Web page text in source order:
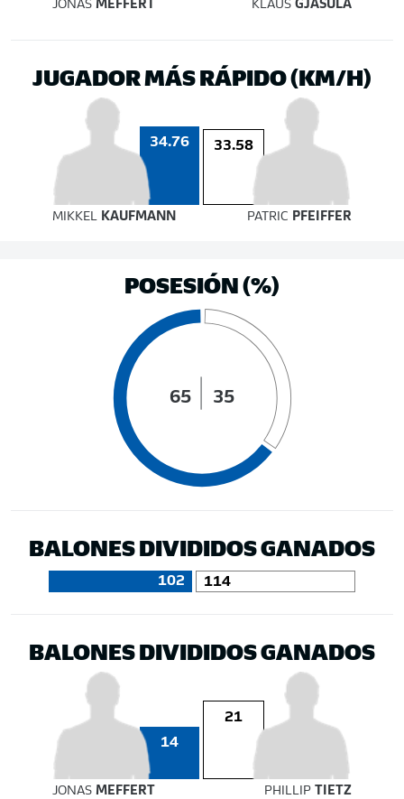
JONAS MEFFERT KLAUSGJASULA
JUGADOR MÁS RÁPIDO (KM/H)
34.76 33.58
MIKKEL KAUFMANN PATRIC PFEIFFER
POSESIÓN (%)
65 35
BALONES DIVIDIDOS GANADOS
102 114
BALONES DIVIDIDOS GANADOS
14
21
JONAS MEFFERT PHILLIP TIETZ